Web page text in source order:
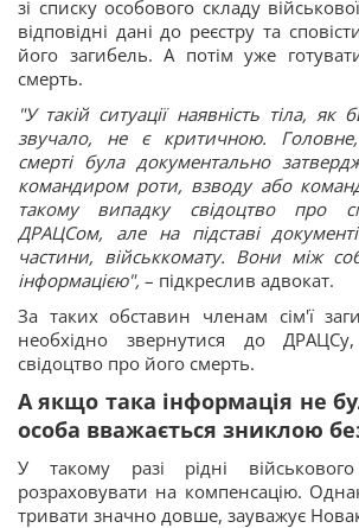
зі списку особового складу
відповідні дані до реєстру та
його загибель. А потім уже
смерть.
"У такій ситуації наявність тіла,
звучало, не є критичною.
смерті була документально
командиром роти, взводу або
такому випадку свідоцтво про
ДРАЦСом, але на підставі
частини, військкомату. Вони між
інформацією", – підкреслив адвокат.
За таких обставин членам сім'ї
необхідно звернутися до
свідоцтво про його смерть.
А якщо така інформація не
особа вважається зниклою
У такому разі рідні
розраховувати на компенсацію.
тривати значно довше, зауважує